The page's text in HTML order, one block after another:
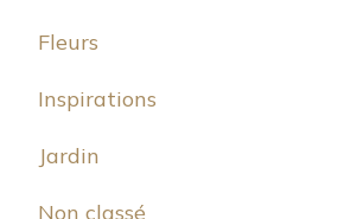
Fleurs
Inspirations
Jardin
Non classé